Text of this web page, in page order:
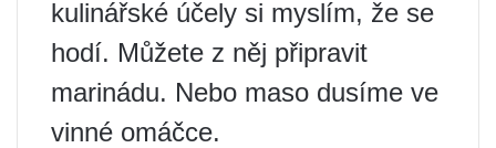
kulinářské účely si myslím, že se
hodí. Můžete z něj připravit
marinádu. Nebo maso dusíme ve
vinné omáčce.